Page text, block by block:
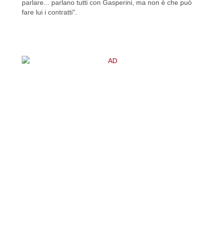
parlare... parlano tutti con Gasperini, ma non è che può
fare lui i contratti".